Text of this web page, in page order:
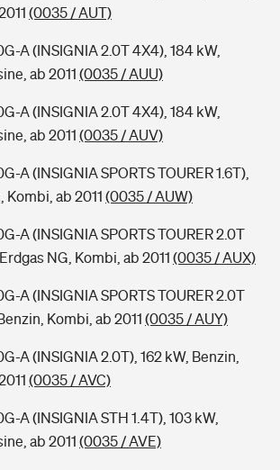
(0035 / AUT)
A (INSIGNIA 2.0T 4X4), 184 kW,
ab 2011 (0035 / AUU)
A (INSIGNIA 2.0T 4X4), 184 kW,
ab 2011 (0035 / AUV)
A (INSIGNIA SPORTS TOURER 1.6T),
Kombi, ab 2011 (0035 / AUW)
A (INSIGNIA SPORTS TOURER 2.0T
NG, Kombi, ab 2011 (0035 / AUX)
A (INSIGNIA SPORTS TOURER 2.0T
Kombi, ab 2011 (0035 / AUY)
A (INSIGNIA 2.0T), 162 kW, Benzin,
(0035 / AVC)
A (INSIGNIA STH 1.4T), 103 kW,
ab 2011 (0035 / AVE)